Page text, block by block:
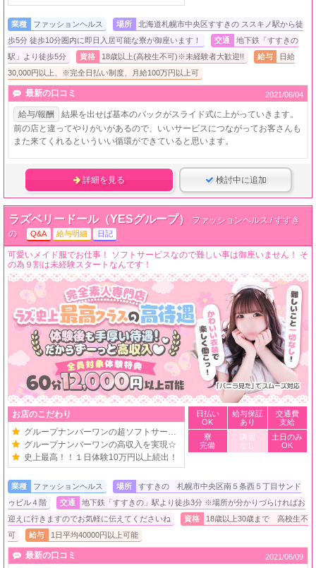
業種 ファッションヘルス 場所
北海道札幌市中央区すすきの ススキノ駅から徒
歩5分 徒歩10分圏内に即日入居可能な寮が御座います！
交通
地下鉄「すすきの
駅」より徒歩5分
資格 18歳以上(高校生不可)※未経験者大歓迎!! 給与
日給
30,000円以上、※完全日払い制度、月給100万円以上可
最新の口コミ 2021/06/04
給与/報酬
結果を出せば基本のバックがスライド式に上がっていきます。
前の店と違ってやりがいがあるので、いいサービスにつながってお客さんも
また来てくれるといういい循環ができていると思います。
詳細を見る 検討中に追加
ラズベリードール（YESグループ）
ファッションヘルス / すすき
の
Q&A 給与明細 日記
可愛いメイド服でお仕事！ ソフトサービスなので難しい事は御座いません！ そ
の為９割は未経験スタートなんです！
お店のこだわり
グループナンバーワンの超ソフトサービス☆
グループナンバーワンの高収入を実現☆
史上最高！！１日体験10万円以上続出！
日払い
OK
給与保証
あり
交通費
支給
寮
完備
講習
なし
土日のみ
OK
業種 ファッションヘルス 場所
すすきの 札幌市中央区南５条西５丁目サンド
ゥビル４階
交通
地下鉄「すすきの」駅より徒歩3分 ※場所が分かりづらければお
迎えに行きますのでお気軽に伝えてくださいね
資格
18歳以上30歳まで 高校生不
可
給与 1日平均40000円以上可能
最新の口コミ 2021/06/09